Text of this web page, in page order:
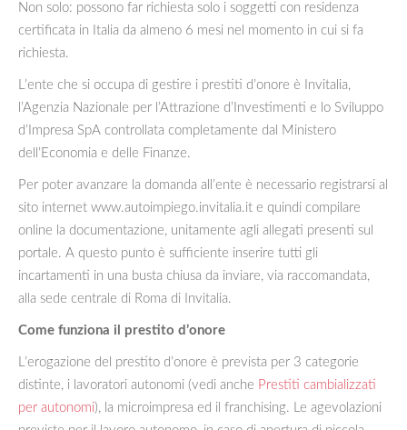
Non solo: possono far richiesta solo i soggetti con residenza
certificata in Italia da almeno 6 mesi nel momento in cui si fa
richiesta.
L’ente che si occupa di gestire i prestiti d’onore è Invitalia,
l’Agenzia Nazionale per l’Attrazione d’Investimenti e lo Sviluppo
d’Impresa SpA controllata completamente dal Ministero
dell’Economia e delle Finanze.
Per poter avanzare la domanda all’ente è necessario registrarsi al
sito internet www.autoimpiego.invitalia.it e quindi compilare
online la documentazione, unitamente agli allegati presenti sul
portale. A questo punto è sufficiente inserire tutti gli
incartamenti in una busta chiusa da inviare, via raccomandata,
alla sede centrale di Roma di Invitalia.
Come funziona il prestito d’onore
L’erogazione del prestito d’onore è prevista per 3 categorie
distinte, i lavoratori autonomi (vedi anche Prestiti cambializzati
per autonomi), la microimpresa ed il franchising. Le agevolazioni